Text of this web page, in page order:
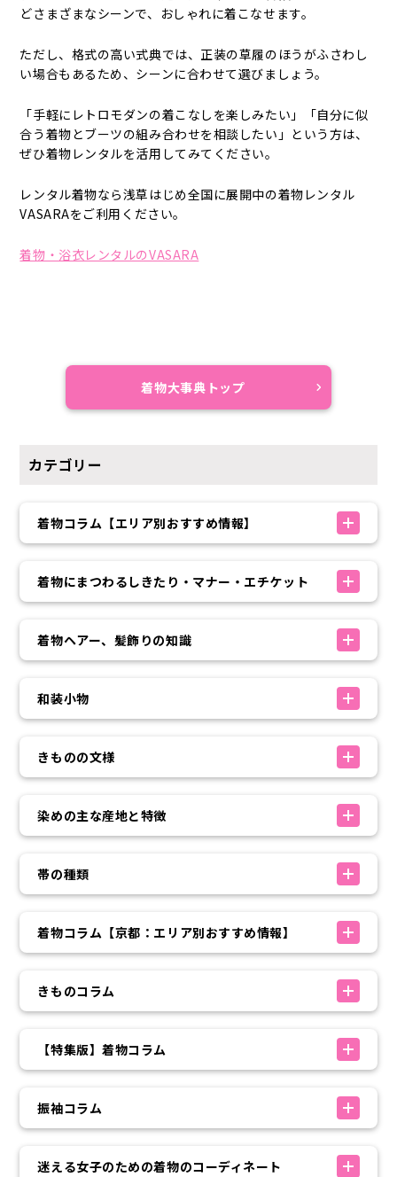
どさまざまなシーンで、おしゃれに着こなせます。
ただし、格式の高い式典では、正装の草履のほうがふさわし
い場合もあるため、シーンに合わせて選びましょう。
「手軽にレトロモダンの着こなしを楽しみたい」「自分に似
合う着物とブーツの組み合わせを相談したい」という方は、
ぜひ着物レンタルを活用してみてください。
レンタル着物なら浅草はじめ全国に展開中の着物レンタル
VASARAをご利用ください。
着物・浴衣レンタルのVASARA
着物大事典トップ
カテゴリー
着物コラム【エリア別おすすめ情報】
着物にまつわるしきたり・マナー・エチケット
着物ヘアー、髪飾りの知識
和装小物
きものの文様
染めの主な産地と特徴
帯の種類
着物コラム【京都：エリア別おすすめ情報】
きものコラム
【特集版】着物コラム
振袖コラム
迷える女子のための着物のコーディネート